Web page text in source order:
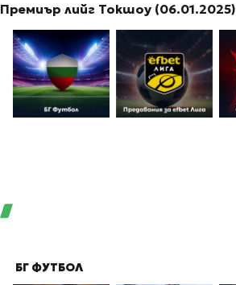
Премиър лийг Токшоу (06.01.2025)
БГ ФУТБОЛ